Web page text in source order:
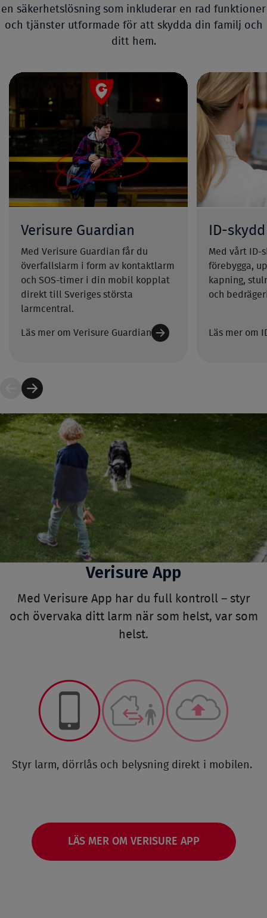
en säkerhetslösning som inkluderar en rad funktioner
och tjänster utformade för att skydda din familj och
ditt hem.
Verisure Guardian
Med Verisure Guardian får du
överfallslarm i form av kontaktlarm
och SOS-timer i din mobil kopplat
direkt till Sveriges största
larmcentral.
Läs mer om Verisure Guardian
ID-skydd
Med vårt ID-
förebygga,
kapning,
och
Läs mer om
Verisure App
Med Verisure App har du full kontroll – styr
och övervaka ditt larm när som helst, var som
helst.
Styr larm, dörrlås och belysning direkt i mobilen.
LÄS MER OM VERISURE APP